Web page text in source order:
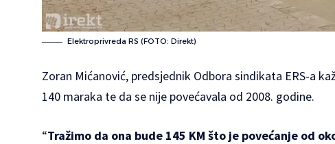
Elektroprivreda RS (FOTO: Direkt)
Zoran Mićanović, predsjednik Odbora sindikata ERS-a
140 maraka te da se nije povećavala od 2008. godine.
“Tražimo da ona bude 145 KM što je povećanje od